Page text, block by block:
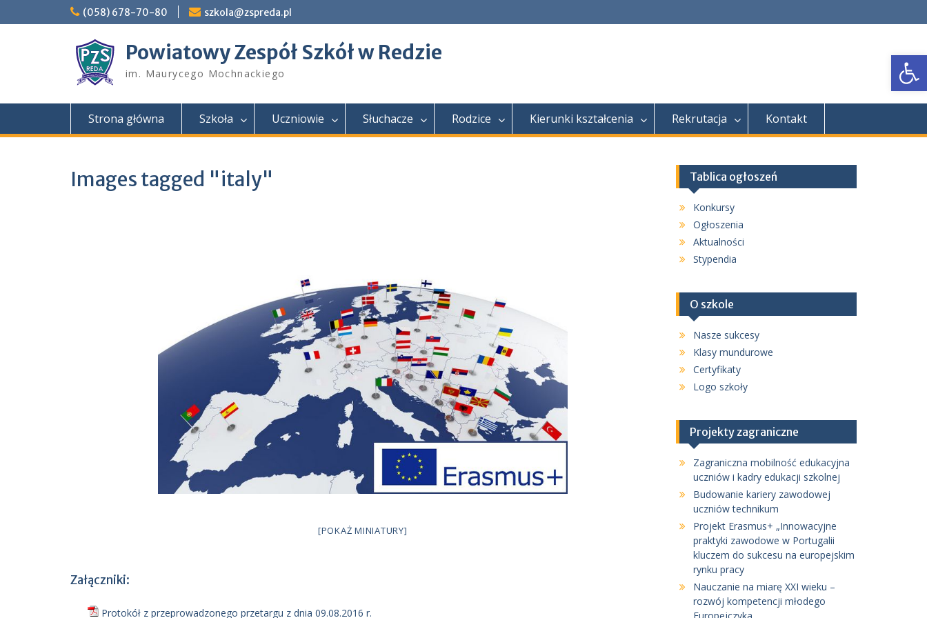
to
(058) 678-70-80 szkola@zspreda.pl
Powiatowy Zespół Szkół w Redzie
im. Maurycego Mochnackiego
Strona główna Szkoła Uczniowie Słuchacze Rodzice Kierunki kształcenia Rekrutacja Kontakt
Images tagged "italy"
[POKAŻ MINIATURY]
Załączniki:
Protokół z przeprowadzonego przetargu z dnia 09.08.2016 r.
Tablica ogłoszeń
Konkursy
Ogłoszenia
Aktualności
Stypendia
O szkole
Nasze sukcesy
Klasy mundurowe
Certyfikaty
Logo szkoły
Projekty zagraniczne
Zagraniczna mobilność edukacyjna
uczniów i kadry edukacji szkolnej
Budowanie kariery zawodowej
uczniów technikum
Projekt Erasmus+ „Innowacyjne
praktyki zawodowe w Portugalii
kluczem do sukcesu na europejskim
rynku pracy
Nauczanie na miarę XXI wieku –
rozwój kompetencji młodego